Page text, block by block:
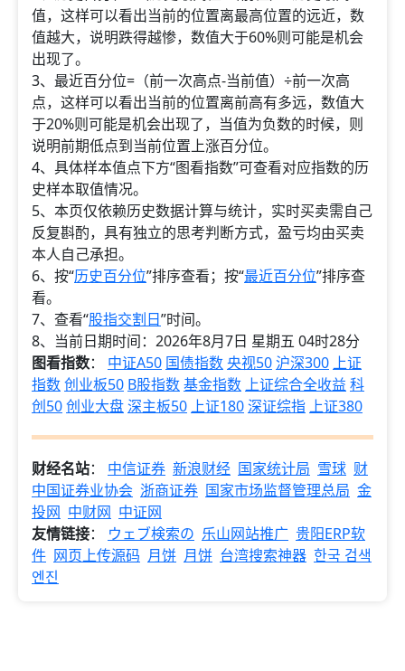
值，这样可以看出当前的位置离最高位置的远近，数
值越大，说明跌得越惨，数值大于60%则可能是机会
出现了。
3、最近百分位=（前一次高点-当前值）÷前一次高
点，这样可以看出当前的位置离前高有多远，数值大
于20%则可能是机会出现了，当值为负数的时候，则
说明前期低点到当前位置上涨百分位。
4、具体样本值点下方“图看指数”可查看对应指数的历
史样本取值情况。
5、本页仅依赖历史数据计算与统计，实时买卖需自己
反复斟酌，具有独立的思考判断方式，盈亏均由买卖
本人自己承担。
6、按“历史百分位”排序查看；按“最近百分位”排序查
看。
7、查看“股指交割日”时间。
8、当前日期时间：2026年8月7日 星期五 04时28分
图看指数： 中证A50 国债指数央视50沪深300 上证
指数创业板50 B股指数基金指数 上证综合全收益 科
创50创业大盘深主板50 上证180深证综指 上证380
财经名站： 中信证券 新浪财经 国家统计局 雪球 财
中国证券业协会 浙商证券 国家市场监督管理总局 金
投网 中财网 中证网
友情链接： ウェブ検索の 乐山网站推广 贵阳ERP软
件 网页上传源码 月饼 月饼 台湾搜索神器 한국 검색
엔진